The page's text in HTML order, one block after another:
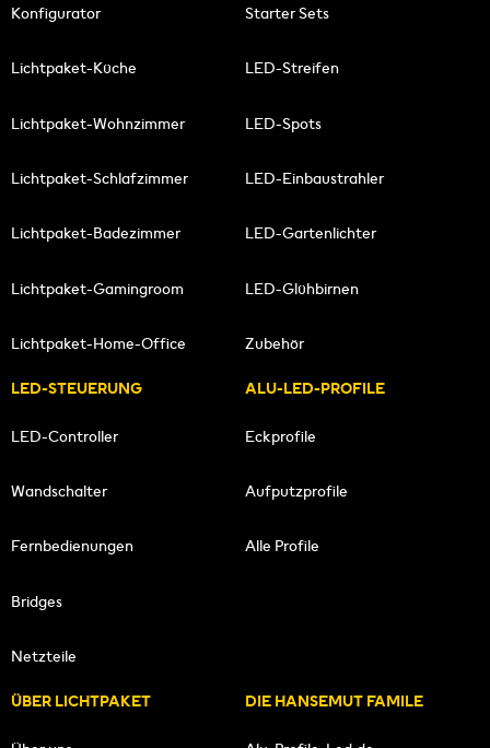
Konfigurator
Lichtpaket-Küche
Lichtpaket-Wohnzimmer
Lichtpaket-Schlafzimmer
Lichtpaket-Badezimmer
Lichtpaket-Gamingroom
Lichtpaket-Home-Office
Starter Sets
LED-Streifen
LED-Spots
LED-Einbaustrahler
LED-Gartenlichter
LED-Glühbirnen
Zubehör
LED-STEUERUNG
LED-Controller
Wandschalter
Fernbedienungen
Bridges
Netzteile
ALU-LED-PROFILE
Eckprofile
Aufputzprofile
Alle Profile
ÜBER LICHTPAKET DIE HANSEMUT FAMILE